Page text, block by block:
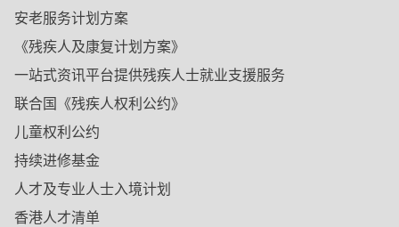
安老服务计划方案
《残疾人及康复计划方案》
一站式资讯平台提供残疾人士就业支援服务
联合国《残疾人权利公约》
儿童权利公约
持续进修基金
人才及专业人士入境计划
香港人才清单